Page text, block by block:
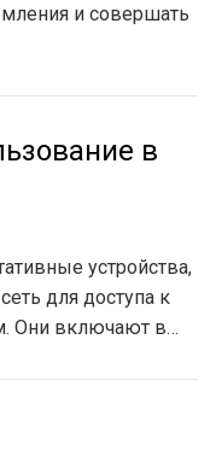
и совершать
в
устройства,
для доступа к
Они включают в…